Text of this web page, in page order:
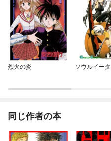
烈火の炎 ソウルイー
同じ作者の本